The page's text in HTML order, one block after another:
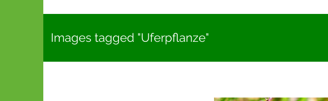
Images tagged "Uferpflanze"